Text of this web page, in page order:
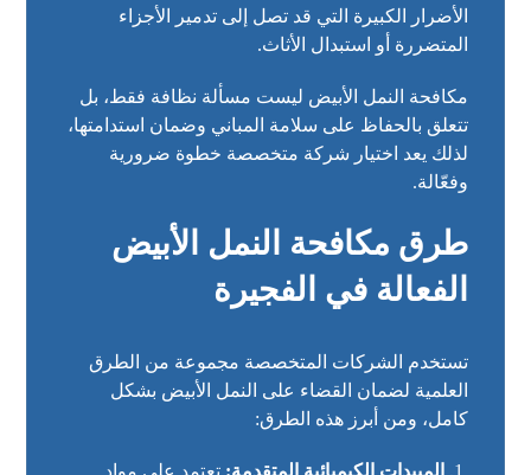
الأضرار الكبيرة التي قد تصل إلى تدمير الأجزاء
المتضررة أو استبدال الأثاث.
مكافحة النمل الأبيض ليست مسألة نظافة فقط، بل
تتعلق بالحفاظ على سلامة المباني وضمان استدامتها،
لذلك يعد اختيار شركة متخصصة خطوة ضرورية
وفعّالة.
طرق مكافحة النمل الأبيض
الفعالة في الفجيرة
تستخدم الشركات المتخصصة مجموعة من الطرق
العلمية لضمان القضاء على النمل الأبيض بشكل
كامل، ومن أبرز هذه الطرق: